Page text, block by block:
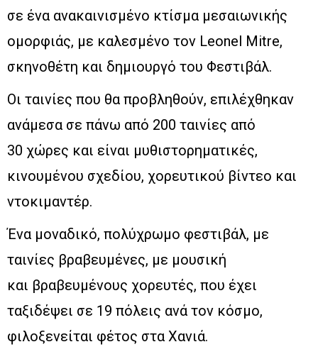
σε ένα ανακαινισμένο κτίσμα μεσαιωνικής
ομορφιάς, με καλεσμένο τον Leonel Mitre,
σκηνοθέτη και δημιουργό του Φεστιβάλ.
Οι ταινίες που θα προβληθούν, επιλέχθηκαν
ανάμεσα σε πάνω από 200 ταινίες από
30 χώρες και είναι μυθιστορηματικές,
κινουμένου σχεδίου, χορευτικού βίντεο και
ντοκιμαντέρ.
Ένα μοναδικό, πολύχρωμο φεστιβάλ, με
ταινίες βραβευμένες, με μουσική
και βραβευμένους χορευτές, που έχει
ταξιδέψει σε 19 πόλεις ανά τον κόσμο,
φιλοξενείται φέτος στα Χανιά.